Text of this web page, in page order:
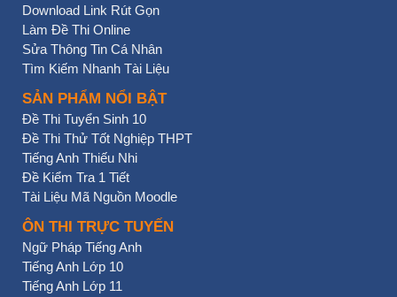
Download Link Rút Gọn
Làm Đề Thi Online
Sửa Thông Tin Cá Nhân
Tìm Kiếm Nhanh Tài Liệu
SẢN PHẨM NỔI BẬT
Đề Thi Tuyển Sinh 10
Đề Thi Thử Tốt Nghiệp THPT
Tiếng Anh Thiếu Nhi
Đề Kiểm Tra 1 Tiết
Tài Liệu Mã Nguồn Moodle
ÔN THI TRỰC TUYẾN
Ngữ Pháp Tiếng Anh
Tiếng Anh Lớp 10
Tiếng Anh Lớp 11